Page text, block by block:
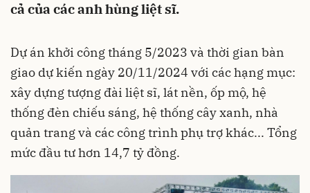
cả của các anh hùng liệt sĩ.
Dự án khởi công tháng 5/2023 và thời gian bàn
giao dự kiến ngày 20/11/2024 với các hạng mục:
xây dựng tượng đài liệt sĩ, lát nền, ốp mộ, hệ
thống đèn chiếu sáng, hệ thống cây xanh, nhà
quản trang và các công trình phụ trợ khác... Tổng
mức đầu tư hơn 14,7 tỷ đồng.